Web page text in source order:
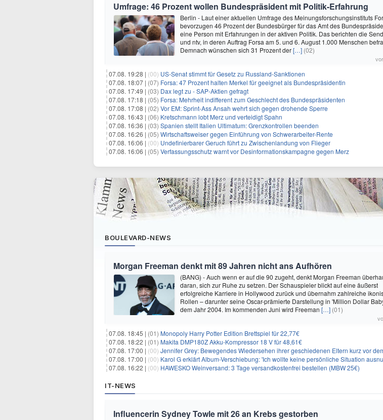
Umfrage: 46 Prozent wollen Bundespräsident mit Politik-Erfahrung
Berlin - Laut einer aktuellen Umfrage des Meinungsforschungsinstituts
bevorzugen 46 Prozent der Bundesbürger für das Amt des
eine Person mit Erfahrungen in der aktiven Politik. Das berichten die
und ntv, in deren Auftrag Forsa am 5. und 6. August 1.000 Menschen
Demnach wünschen sich 31 Prozent der[…] (02)
07.08. 19:28 | (00) US-Senat stimmt für Gesetz zu Russland-Sanktionen
07.08. 18:07 | (07) Forsa: 47 Prozent halten Merkel für geeignet als Bundespräsidentin
07.08. 17:49 | (03) Dax legt zu - SAP-Aktien gefragt
07.08. 17:18 | (05) Forsa: Mehrheit indifferent zum Geschlecht des Bundespräsidenten
07.08. 17:08 | (02) Vor EM: Sprint-Ass Ansah wehrt sich gegen drohende Sperre
07.08. 16:43 | (06) Kretschmann lobt Merz und verteidigt Spahn
07.08. 16:36 | (03) Spanien stellt Italien Ultimatum: Grenzkontrollen beenden
07.08. 16:26 | (05) Wirtschaftsweiser gegen Einführung von Schwerarbeiter-Rente
07.08. 16:06 | (00) Undefinierbarer Geruch führt zu Zwischenlandung von Flieger
07.08. 16:06 | (05) Verfassungsschutz warnt vor Desinformationskampagne gegen Merz
BOULEVARD-NEWS
Morgan Freeman denkt mit 89 Jahren nicht ans Aufhören
(BANG) - Auch wenn er auf die 90 zugeht, denkt Morgan Freeman
daran, sich zur Ruhe zu setzen. Der Schauspieler blickt auf eine äußerst
erfolgreiche Karriere in Hollywood zurück und übernahm zahlreiche
Rollen – darunter seine Oscar-prämierte Darstellung in 'Million Dollar
dem Jahr 2004. Im kommenden Juni wird Freeman […] (01)
07.08. 18:45 | (01) Monopoly Harry Potter Edition Brettspiel für 22,77€
07.08. 18:22 | (01) Makita DMP180Z Akku-Kompressor 18 V für 48,61€
07.08. 17:00 | (00) Jennifer Grey: Bewegendes Wiedersehen ihrer geschiedenen Eltern kurz vor dem Tod
07.08. 17:00 | (00) Karol G erklärt Album-Verschiebung: 'Ich wollte keine persönliche Situation
07.08. 16:22 | (00) HAWESKO Weinversand: 3 Tage versandkostenfrei bestellen (MBW 25€)
IT-NEWS
Influencerin Sydney Towle mit 26 an Krebs gestorben